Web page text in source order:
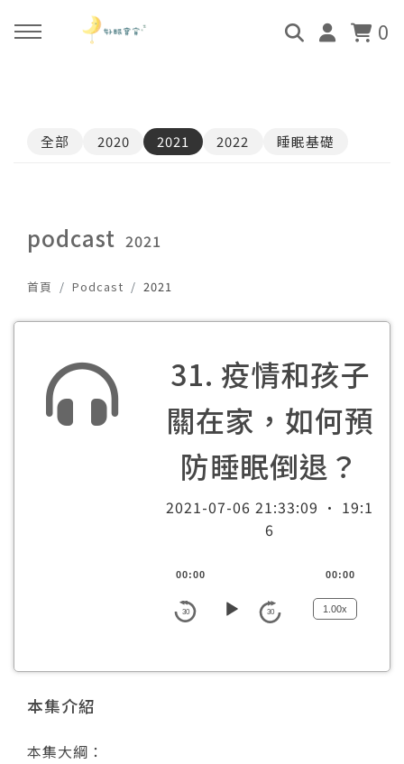
0
關於好眠師
好眠師服務
好眠寶寶 X 企業合作
好眠師認證班
畢業顧問
諮詢服務
0-4個月
4個月-3歲
諮詢評價
好眠學苑
學苑評價
全部 2020 2021 2022 睡眠基礎
podcast 2021
首頁 Podcast 2021
31. 疫情和孩子
關在家，如何預
防睡眠倒退？
2021-07-06 21:33:09 · 19:1
6
d
P
1.00x
30 30
00:00 00:00
本集介紹
本集大綱：